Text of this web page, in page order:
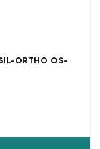
ORTHO OS-